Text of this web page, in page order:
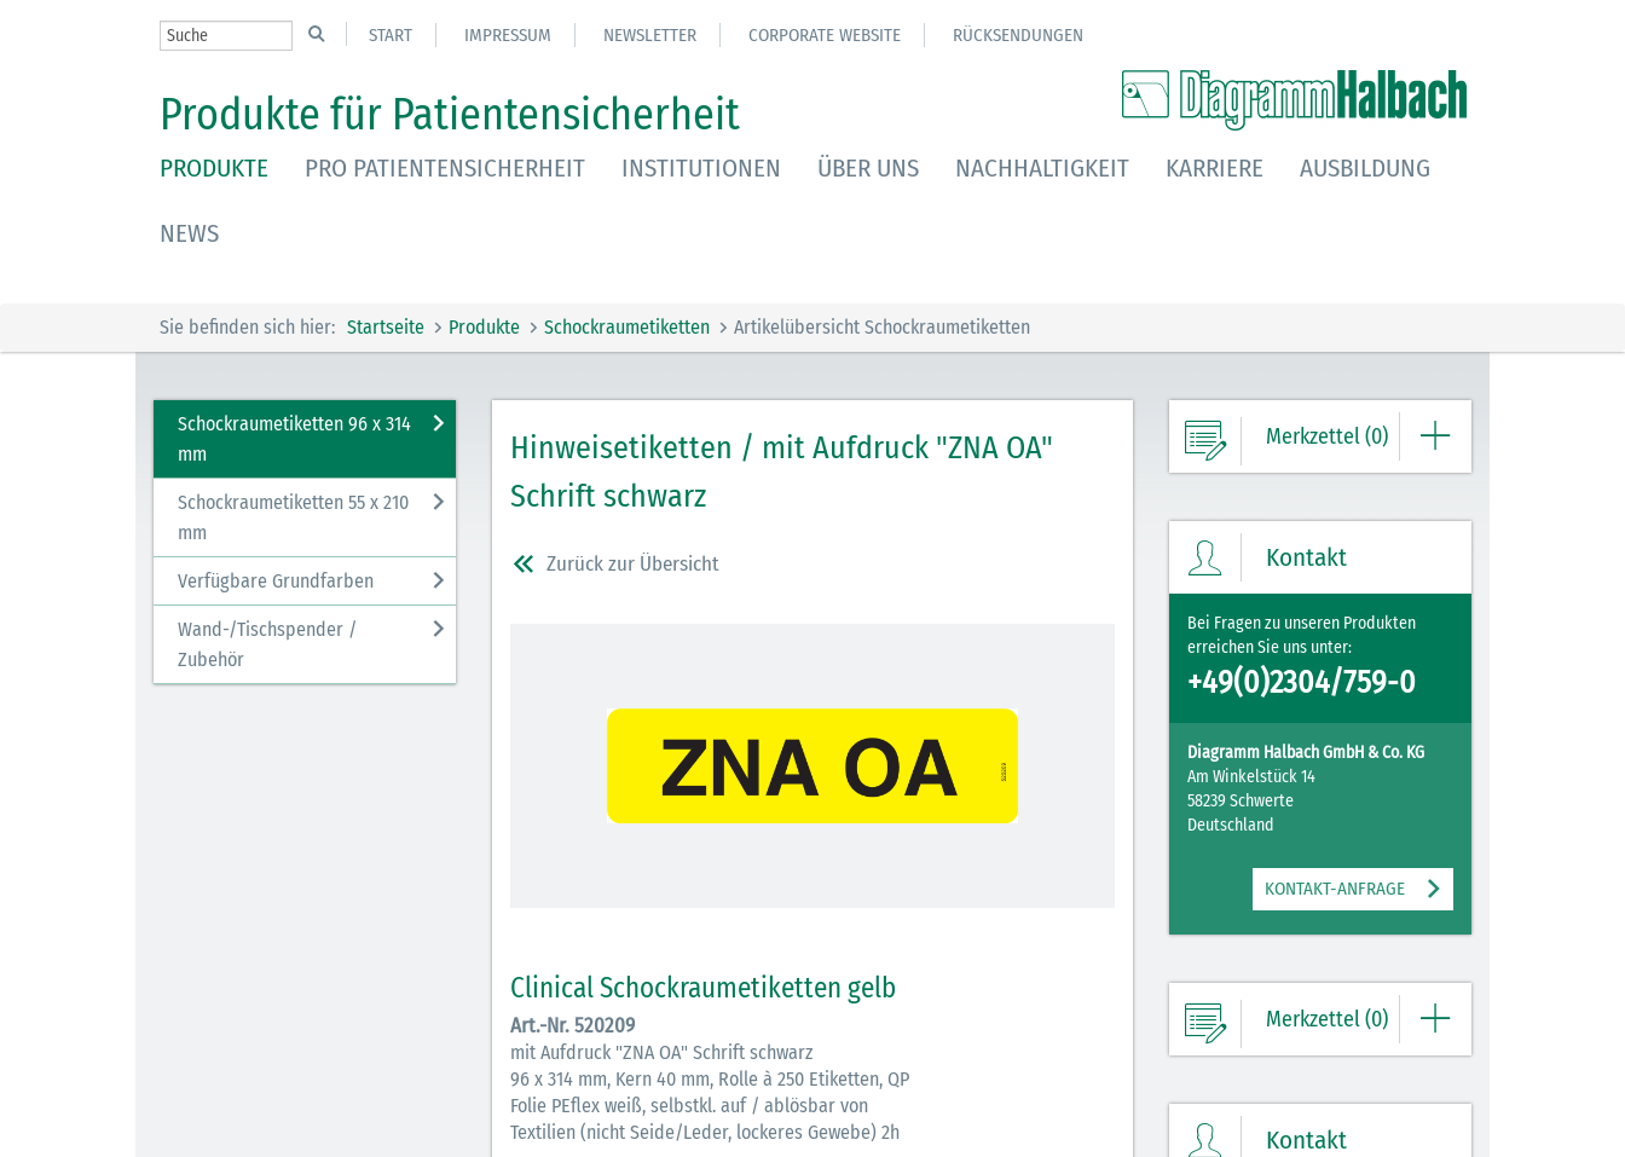
START IMPRESSUM NEWSLETTER CORPORATE WEBSITE RÜCKSENDUNGEN
Produkte für Patientensicherheit
PRODUKTE PRO PATIENTENSICHERHEIT INSTITUTIONEN ÜBER UNS NACHHALTIGKEIT KARRIERE AUSBILDUNG
NEWS
Sie befinden sich hier: Startseite Produkte Schockraumetiketten Artikelübersicht Schockraumetiketten
Schockraumetiketten 96 x 314
mm
Schockraumetiketten 55 x 210
mm
Verfügbare Grundfarben
Wand-/Tischspender /
Zubehör
Hinweisetiketten / mit Aufdruck "ZNA OA"
Schrift schwarz
Zurück zur Übersicht
Clinical Schockraumetiketten gelb
Art.-Nr. 520209
mit Aufdruck "ZNA OA" Schrift schwarz
96 x 314 mm, Kern 40 mm, Rolle à 250 Etiketten, QP
Folie PEflex weiß, selbstkl. auf / ablösbar von
Textilien (nicht Seide/Leder, lockeres Gewebe) 2h
Merkzettel (0)
Einträge.
ZUM MERKZETTEL
Kontakt
Bei Fragen zu unseren Produkten
erreichen Sie uns unter:
+49(0)2304/759-0
Diagramm Halbach GmbH & Co. KG
Am Winkelstück 14
58239 Schwerte
Deutschland
KONTAKT-ANFRAGE
Merkzettel (0)
Einträge.
Kontakt